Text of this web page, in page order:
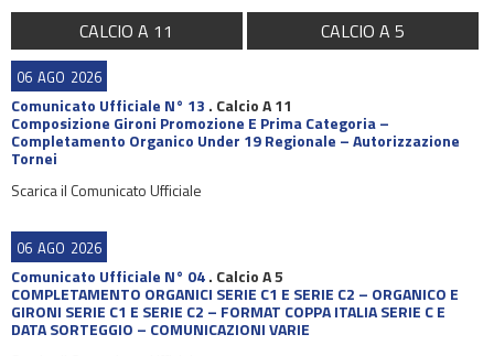
CALCIO A 11 CALCIO A 5
06 AGO 2026
Comunicato Ufficiale N° 13 . Calcio A 11
Composizione Gironi Promozione E Prima Categoria –
Completamento Organico Under 19 Regionale – Autorizzazione
Tornei
Scarica il Comunicato Ufficiale
06 AGO 2026
Comunicato Ufficiale N° 04. Calcio A 5
COMPLETAMENTO ORGANICI SERIE C1 E SERIE C2 – ORGANICO E
GIRONI SERIE C1 E SERIE C2 – FORMAT COPPA ITALIA SERIE C E
DATA SORTEGGIO – COMUNICAZIONI VARIE